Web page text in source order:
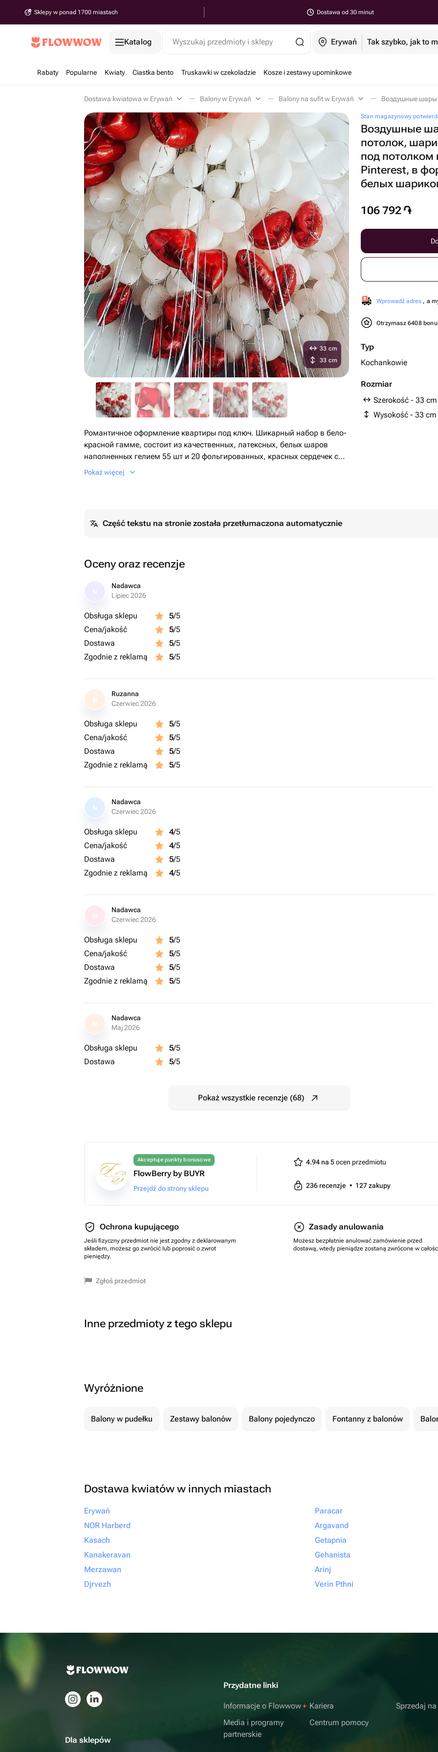
Sklepy w ponad 1700 miastach Dostawa od 30 minut
Katalog Wyszukaj przedmioty i sklepy Erywań Tak szybko, jak to
Rabaty Popularne Kwiaty Ciastka bento Truskawki w czekoladzie Kosze i zestawy upominkowe
Dostawa kwiatowa w Erywań Balony w Erywań Balony na sufit w Erywań
Stan magazynowy
Воздушные
потолок,
под потолком
Pinterest, в
белых
106 792 ֏
Wprowadź adres , a
Otrzymasz 6408
Typ
Kochankowie
Rozmiar
Szerokość - 33 cm
Wysokość - 33 cm
33 cm
33 cm
Романтичное оформление квартиры под ключ. Шикарный набор в бело-
красной гамме, состоит из качественных, латексных, белых шаров
наполненных гелием 55 шт и 20 фольгированных, красных сердечек с
гелием 45 см
Pokaż więcej
Część tekstu na stronie została przetłumaczona automatycznie
Oceny oraz recenzje
Nadawca
Lipiec 2026
Obsługa sklepu 5/5
Cena/jakość
5/5
Dostawa
5/5
Zgodnie z reklamą
5/5
R
Ruzanna
Czerwiec 2026
Obsługa sklepu 5/5
Cena/jakość
5/5
Dostawa
5/5
Zgodnie z reklamą
5/5
N
Nadawca
Czerwiec 2026
Obsługa sklepu 4/5
Cena/jakość
4/5
Dostawa
5/5
Zgodnie z reklamą
4/5
Nadawca
Czerwiec 2026
Obsługa sklepu 5/5
Cena/jakość
5/5
Dostawa
5/5
Zgodnie z reklamą
5/5
N
Nadawca
Maj 2026
Obsługa sklepu 5/5
Dostawa
5/5
Pokaż wszystkie recenzje (68)
Akceptuje punkty bonusowe
FlowBerry by BUYR
Przejdź do strony sklepu
4.94 na 5ocen przedmiotu
236 recenzje • 127zakupy
Ochrona kupującego
Jeśli fizyczny przedmiot nie jest zgodny z deklarowanym
składem, możesz go zwrócić lub poprosić o zwrot
pieniędzy.
Zasady anulowania
Możesz bezpłatnie anulować zamówienie przed
dostawą, wtedy pieniądze zostaną zwrócone w
Zgłoś przedmiot
Inne przedmioty z tego sklepu
Wyróżnione
Balony w pudełku Zestawy balonów Balony pojedynczo Fontanny z balonów
Dostawa kwiatów w innych miastach
Erywań
NOR Harberd
Kasach
Kanakeravan
Merzawan
Djrvezh
Paracar
Argavand
Getapnia
Gehanista
Arinj
Verin Pthni
Dla sklepów
Przydatne linki
Informacje o Flowwow
Media i programy
partnerskie
Kariera
Centrum pomocy
Sprzedaj